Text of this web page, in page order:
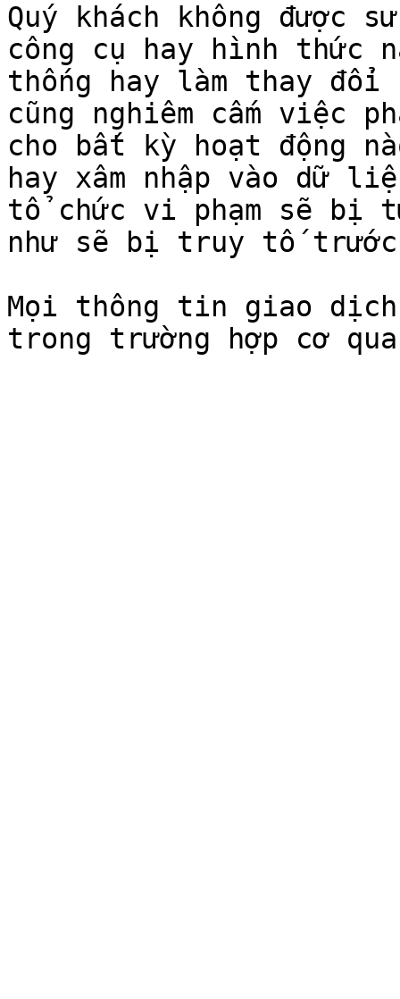
Quý khách không được
công cụ hay hình thức
thống hay làm thay
cũng nghiêm cấm việc
cho bất kỳ hoạt động
hay xâm nhập vào dữ
tổ chức vi phạm sẽ bị
như sẽ bị truy tố
Mọi thông tin giao
trong trường hợp cơ